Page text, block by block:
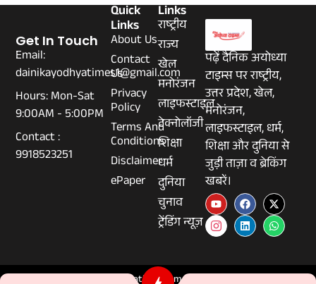
पढ़ें दैनिक अयोध्या
टाइम्स पर राष्ट्रीय,
उत्तर प्रदेश, खेल,
मनोरंजन,
लाइफस्टाइल, धर्म,
शिक्षा और दुनिया से
जुड़ी ताज़ा व ब्रेकिंग
खबरें।
Links
राष्ट्रीय
राज्य
खेल
मनोरंजन
लाइफस्टाइल
टेक्नोलॉजी
शिक्षा
धर्म
दुनिया
चुनाव
ट्रेंडिंग न्यूज़
Quick
Links
About Us
Contact
Us
Privacy
Policy
Terms And
Conditions
Disclaimer
ePaper
Get In Touch
Email:
dainikayodhyatimes1@gmail.com
Hours: Mon-Sat
9:00AM - 5:00PM
Contact :
9918523251
© 2026 Dainikayodhyatimes.com - All Rights Reserved.